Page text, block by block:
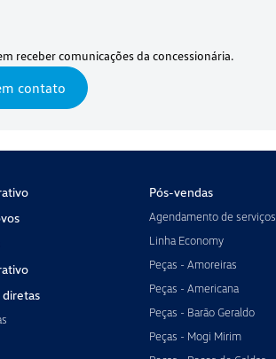
receber comunicações da concessionária.
contato
diretas
Pós-vendas
Agendamento de serviços
Linha Economy
Peças - Amoreiras
Peças - Americana
Peças - Barão Geraldo
Peças - Mogi Mirim